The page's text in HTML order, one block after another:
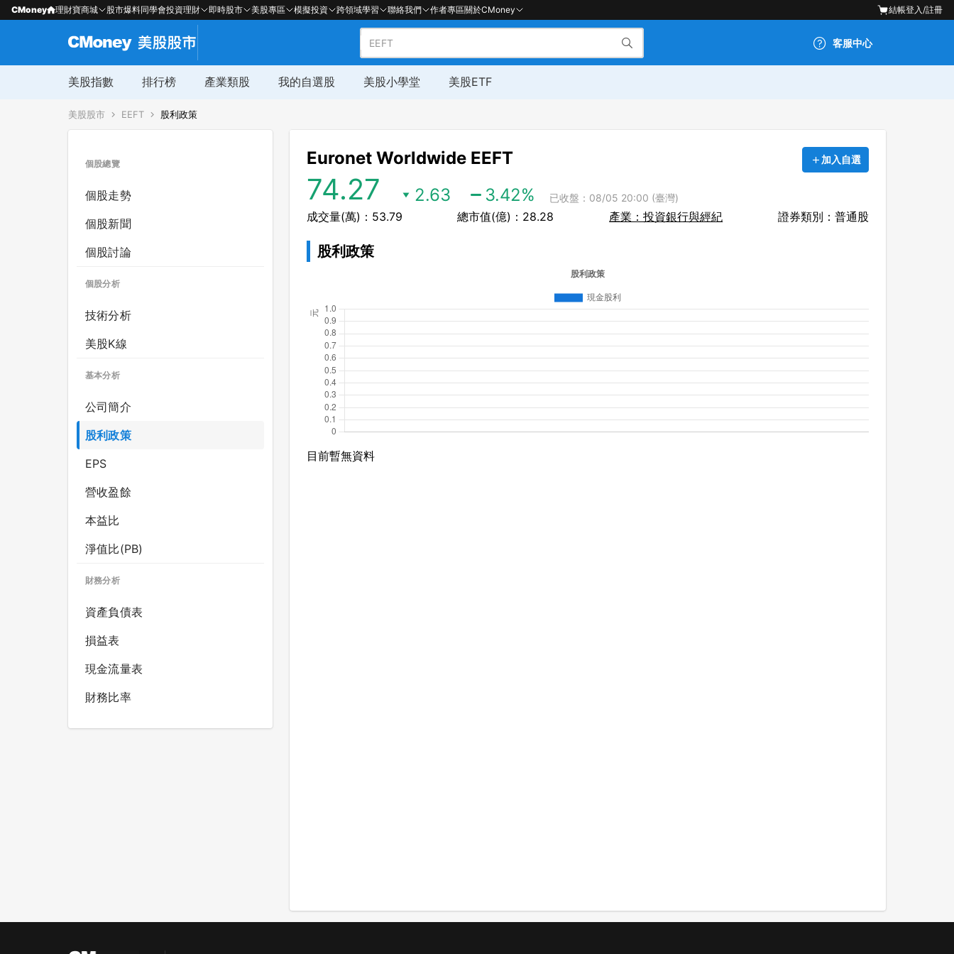
CMoney 理財寶商城 股市爆料同學會投資理財 即時股市 美股專區 模擬投資 跨領域學習 聯絡我們 作者專區關於CMoney 結帳登入/註冊
客服中心
美股指數 排行榜 產業類股 我的自選股 美股小學堂 美股ETF
美股股市 EEFT 股利政策
個股總覽
個股走勢
個股新聞
個股討論
個股分析
技術分析
美股K線
基本分析
公司簡介
股利政策
EPS
營收盈餘
本益比
淨值比(PB)
財務分析
資產負債表
損益表
現金流量表
財務比率
Euronet Worldwide EEFT 加入自選
74.27 2.63 3.42% 已收盤：08/05 20:00 (臺灣)
成交量(萬)：53.79 總市值(億)：28.28 產業：投資銀行與經紀 證券類別：普通股
股利政策
目前暫無資料